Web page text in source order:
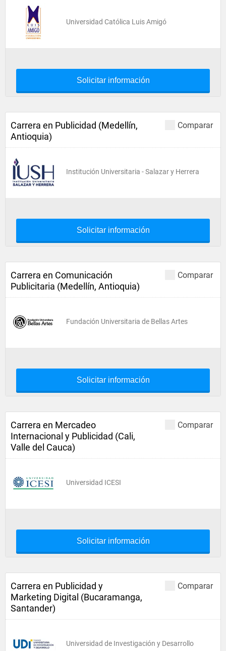
Universidad Católica Luis Amigó
Solicitar información
Comparar
Carrera en Publicidad (Medellín,
Antioquia)
Institución Universitaria - Salazar y Herrera
Solicitar información
Comparar
Carrera en Comunicación
Publicitaria (Medellín, Antioquia)
Fundación Universitaria de Bellas Artes
Solicitar información
Comparar
Carrera en Mercadeo
Internacional y Publicidad (Cali,
Valle del Cauca)
Universidad ICESI
Solicitar información
Comparar
Carrera en Publicidad y
Marketing Digital (Bucaramanga,
Santander)
Universidad de Investigación y Desarrollo